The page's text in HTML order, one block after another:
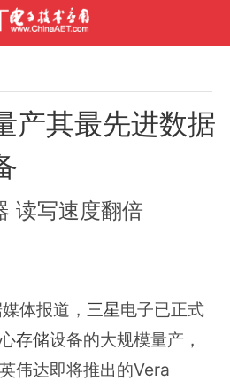
产其最先进数据
读写速度翻倍
体报道，三星电子已正式
存储设备的大规模量产，
伟达即将推出的Vera